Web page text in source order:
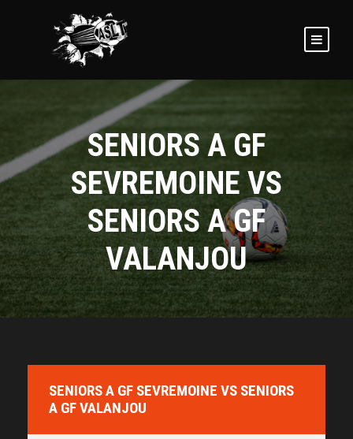
SENIORS A GF
SEVREMOINE VS
SENIORS A GF
VALANJOU
SENIORS A GF SEVREMOINE VS SENIORS
A GF VALANJOU